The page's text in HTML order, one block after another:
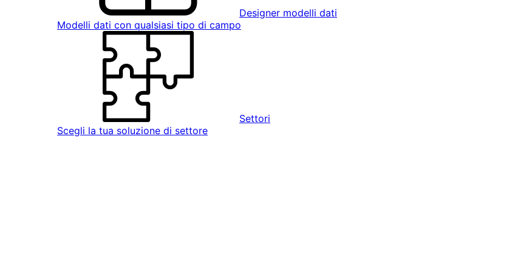
Designer modelli dati
Modelli dati con qualsiasi tipo di campo
Settori
Scegli la tua soluzione di settore